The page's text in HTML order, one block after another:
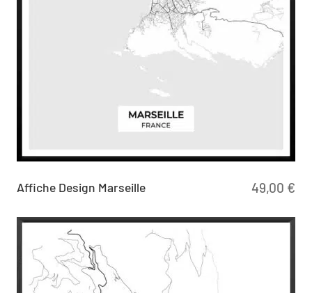
49,00 €
Affiche Design Marseille